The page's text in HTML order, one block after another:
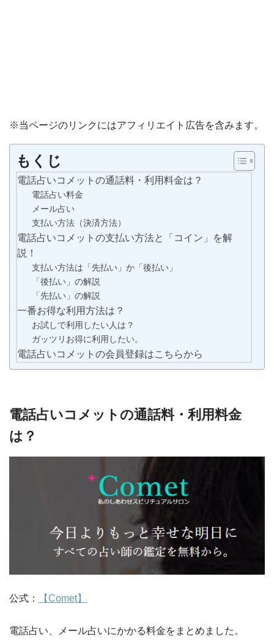
※当ページのリンクにはアフィリエイト広告を含みます。
もくじ
電話占いコメットの通話料・利用料金は？
電話占い料金
メール占い
支払い方法（決済方法）
電話占いコメットの支払い方法と「コイン」を解
説！
支払い方法は「先払い」か「後払い」
「後払い」の解説
「先払い」の解説
一番お得な利用方法は？
お試しで利用したい人は？
ガッツリお得に利用したい。
電話占いコメットの会員登録はこちらから
電話占いコメットの通話料・利用料金
は？
公式： 【Comet】
電話占い、メール占いにかかる料金をまとめました。